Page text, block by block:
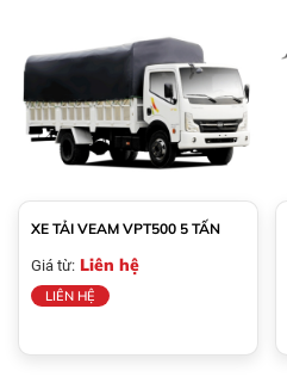
XE TẢI VEAM VPT500 5 TẤN
Giá từ: Liên hệ
LIÊN HỆ